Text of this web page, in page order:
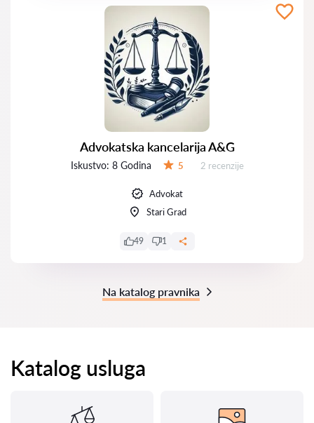
Advokatska kancelarija A&G
Iskustvo: 8 Godina 5 Recenzija:
2 recenzije
Advokat
Stari Grad
49 1
Na katalog pravnika
Katalog usluga